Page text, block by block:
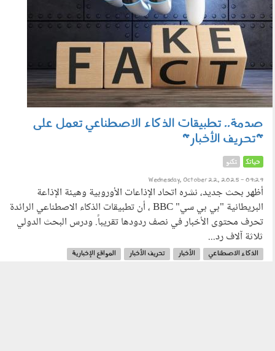
صدمة.. تطبيقات الذكاء الاصطناعي تعمل على
"تحريف الأخبار"
حياتك تكنو
Wednesday, October 22, 2025 - 09:29
أظهر بحث جديد، نشره اتحاد الإذاعات الأوروبية وهيئة الإذاعة
البريطانية "بي بي سي" BBC ، أن تطبيقات الذكاء الاصطناعي الرائدة
تحرف محتوى الأخبار في نصف ردودها تقريباً. ودرس البحث الدولي
ثلاثة آلاف رد...
الذكاء الاصطناعي الأخبار تحريف الأخبار المواقع الإخبارية